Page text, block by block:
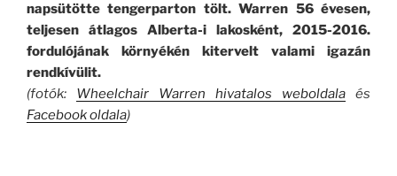
napsütötte tengerparton tölt. Warren 56 évesen,
teljesen átlagos Alberta-i lakosként, 2015-2016.
fordulójának környékén kitervelt valami igazán
rendkívülit.
(fotók: Wheelchair Warren hivatalos weboldala és
Facebook oldala)